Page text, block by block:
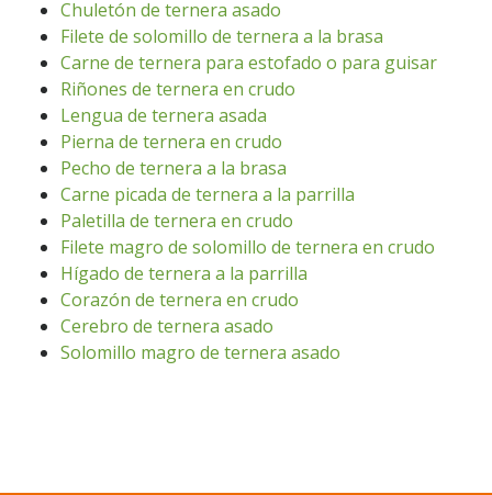
Chuletón de ternera asado
Filete de solomillo de ternera a la brasa
Carne de ternera para estofado o para guisar
Riñones de ternera en crudo
Lengua de ternera asada
Pierna de ternera en crudo
Pecho de ternera a la brasa
Carne picada de ternera a la parrilla
Paletilla de ternera en crudo
Filete magro de solomillo de ternera en crudo
Hígado de ternera a la parrilla
Corazón de ternera en crudo
Cerebro de ternera asado
Solomillo magro de ternera asado